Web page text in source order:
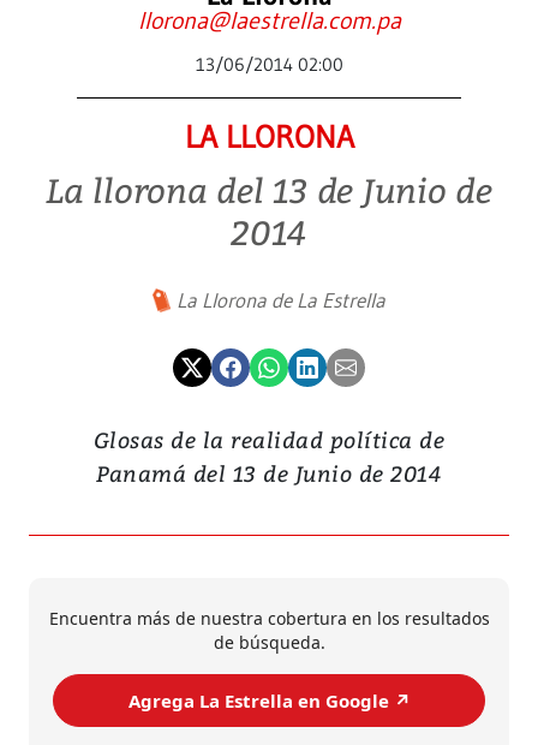
llorona@laestrella.com.pa
13/06/2014 02:00
LA LLORONA
La llorona del 13 de Junio de
2014
La Llorona de La Estrella
Glosas de la realidad política de
Panamá del 13 de Junio de 2014
Encuentra más de nuestra cobertura en los resultados
de búsqueda.
Agrega La Estrella en Google ↗️